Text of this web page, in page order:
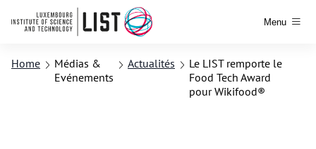
Menu
Home
Médias &
Evénements
Actualités
Le LIST remporte le
Food Tech Award
pour Wikifood®